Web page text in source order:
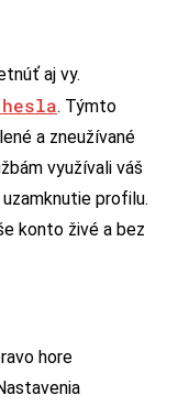
aj vy.
hesla. Týmto
a zneužívané
využívali váš
profilu.
konto živé a bez
hore